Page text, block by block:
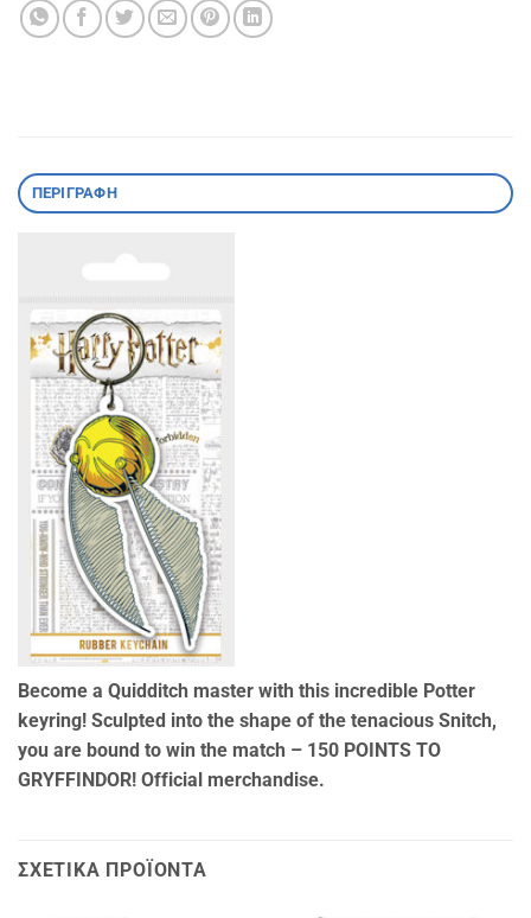
ΠΕΡΙΓΡΑΦΉ
Become a Quidditch master with this incredible Potter
keyring! Sculpted into the shape of the tenacious Snitch,
you are bound to win the match – 150 POINTS TO
GRYFFINDOR! Official merchandise.
ΣΧΕΤΙΚΆ ΠΡΟΪΌΝΤΑ